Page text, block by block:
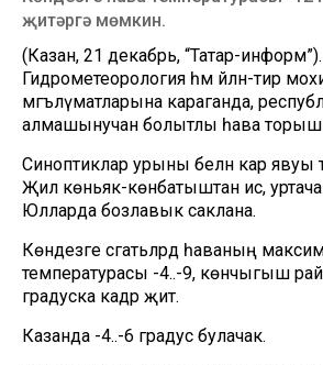
җитәргә мөмкин.
(Казан, 21 декабрь, “Татар-информ”).
Гидрометеорология һәм әйләнә-тирә
мәгълүматларына караганда,
алмашынучан болытлы һава
Синоптиклар урыны белән кар явуы
Җил көньяк-көнбатыштан исә, уртача
Юлларда бозлавык саклана.
Көндезге сәгатьләрдә һаваның
температурасы -4..-9, көнчыгыш
градуска кадәр җитә.
Казанда -4..-6 градус булачак.